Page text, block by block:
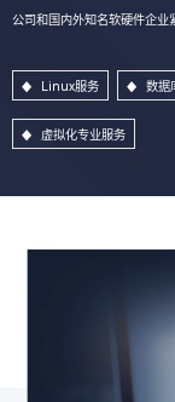
公司和国内外知名软硬件企业
Linux服务 数据
虚拟化专业服务